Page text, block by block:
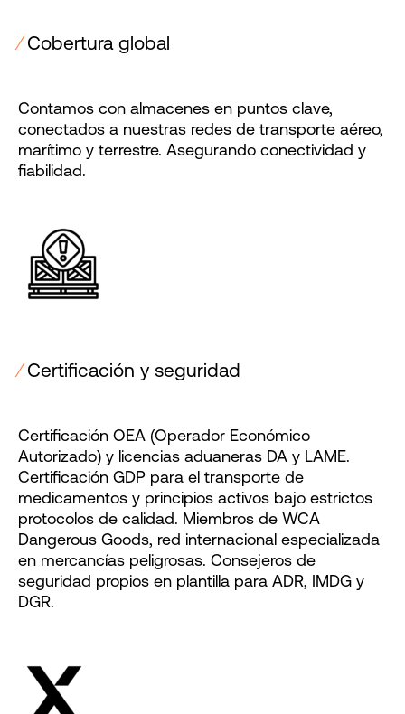
⁄Cobertura global
Contamos con almacenes en puntos clave,
conectados a nuestras redes de transporte aéreo,
marítimo y terrestre. Asegurando conectividad y
fiabilidad.
⁄Certificación y seguridad
Certificación OEA (Operador Económico
Autorizado) y licencias aduaneras DA y LAME.
Certificación GDP para el transporte de
medicamentos y principios activos bajo estrictos
protocolos de calidad. Miembros de WCA
Dangerous Goods, red internacional especializada
en mercancías peligrosas. Consejeros de
seguridad propios en plantilla para ADR, IMDG y
DGR.